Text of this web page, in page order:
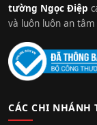
tường Ngọc Điệp
và luôn luôn an
CÁC CHI NHÁNH